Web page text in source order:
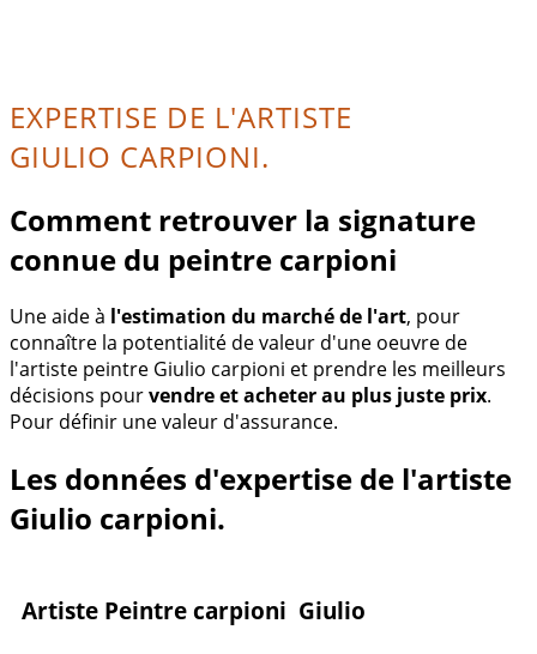
EXPERTISE DE L'ARTISTE
GIULIO CARPIONI.
Comment retrouver la signature
connue du peintre carpioni
Une aide à l'estimation du marché de l'art, pour
connaître la potentialité de valeur d'une oeuvre de
l'artiste peintre Giulio carpioni et prendre les meilleurs
décisions pourvendre et acheter au plus juste prix.
Pour définir une valeur d'assurance.
Les données d'expertise de l'artiste
Giulio carpioni.
Artiste Peintre carpioni Giulio